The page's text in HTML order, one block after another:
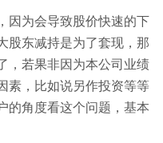
因为会导致股价快速的下
股东减持是为了套现，那
，若果非因为本公司业绩
素，比如说另作投资等等
的角度看这个问题，基本